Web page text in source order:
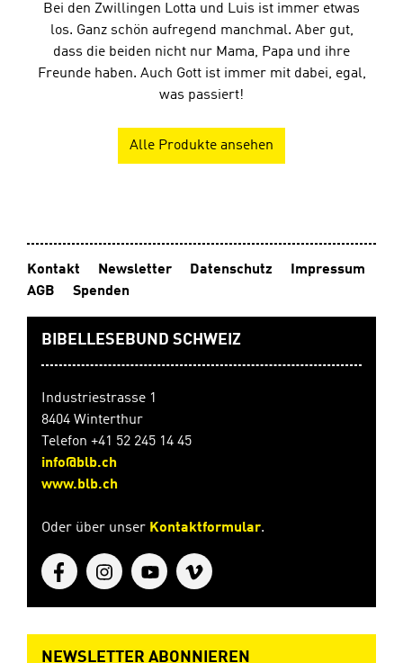
Bei den Zwillingen Lotta und Luis ist immer etwas
los. Ganz schön aufregend manchmal. Aber gut,
dass die beiden nicht nur Mama, Papa und ihre
Freunde haben. Auch Gott ist immer mit dabei, egal,
was passiert!
Alle Produkte ansehen
Kontakt Newsletter Datenschutz
Impressum
AGB
Spenden
BIBELLESEBUND SCHWEIZ
Industriestrasse 1
8404 Winterthur
Telefon +41 52 245 14 45
info@blb.ch
www.blb.ch
Oder über unser Kontaktformular.
NEWSLETTER ABONNIEREN